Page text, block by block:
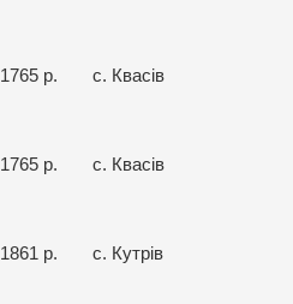
1765 р. с. Квасів
1765 р. с. Квасів
1861 р. с. Кутрів